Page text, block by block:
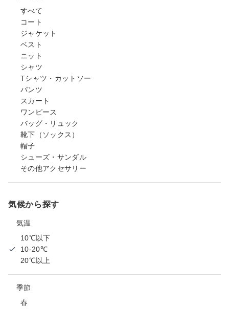
すべて
コート
ジャケット
ベスト
ニット
シャツ
Tシャツ・カットソー
パンツ
スカート
ワンピース
バッグ・リュック
靴下（ソックス）
帽子
シューズ・サンダル
その他アクセサリー
気候から探す
気温
10℃以下
10-20℃
20℃以上
季節
春